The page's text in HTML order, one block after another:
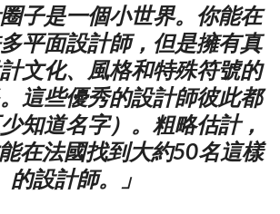
圈子是一個小世界。你能在
平面設計師，但是擁有真
文化、風格和特殊符號的
這些優秀的設計師彼此都
知道名字）。粗略估計，
在法國找到大約50名這樣
的設計師。」